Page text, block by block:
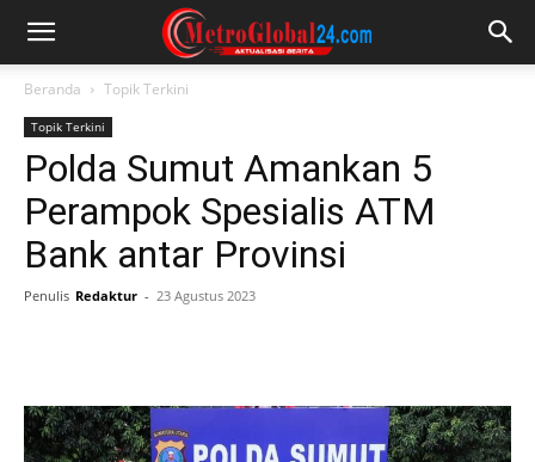
Beranda Topik Terkini
Topik Terkini
Polda Sumut Amankan 5
Perampok Spesialis ATM
Bank antar Provinsi
Penulis Redaktur - 23 Agustus 2023